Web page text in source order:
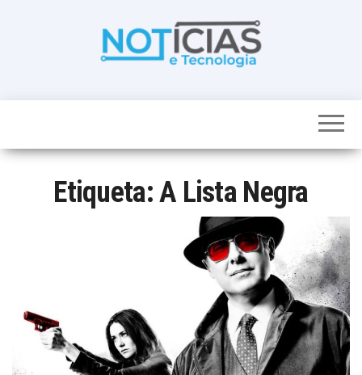
noticias de
num só lugar
Etiqueta:A Lista Negra